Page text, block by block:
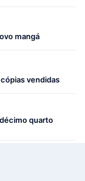
mangá
vendidas
quarto